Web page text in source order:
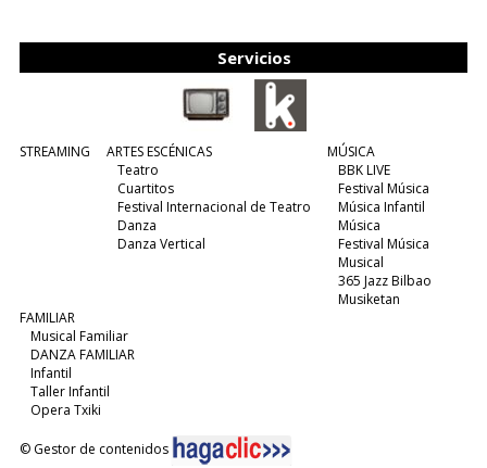
Servicios
STREAMING
ARTES ESCÉNICAS
Teatro
Cuartitos
Festival Internacional de Teatro
Danza
Danza Vertical
MÚSICA
BBK LIVE
Festival Música
Música Infantil
Música
Festival Música
Musical
365 Jazz Bilbao
Musiketan
FAMILIAR
Musical Familiar
DANZA FAMILIAR
Infantil
Taller Infantil
Opera Txiki
© Gestor de contenidos